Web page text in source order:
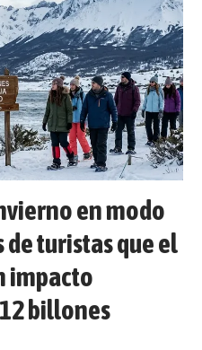
en modo
de turistas que el
impacto
billones